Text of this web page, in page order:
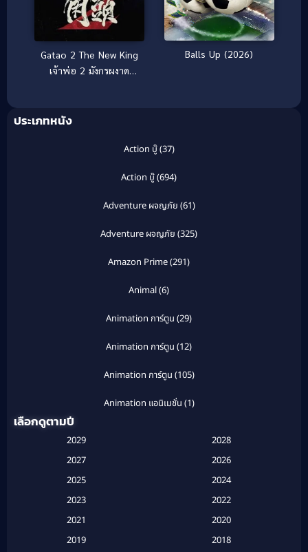
Gatao 2 The New King
เจ้าพ่อ 2 มังกรผงาด
Balls Up (2026)
ประเภทหนัง
Action บู๊(37)
Action บู๊(694)
Adventure ผจญภัย (61)
Adventure ผจญภัย (325)
Amazon Prime(291)
Animal(6)
Animation การ์ตูน (29)
Animation การ์ตูน (12)
Animation การ์ตูน (105)
Animation แอนิเมชั่น (1)
Based on a True Story สร้างจากเรื่องจริง(2)
Based on a True Story เรื่องจริง (20)
เลือกดูตามปี
2029
2028
2027
2026
2025
2024
2023
2022
2021
2020
2019
2018